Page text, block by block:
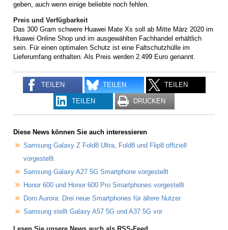
geben, auch wenn einige beliebte noch fehlen.
Preis und Verfügbarkeit
Das 300 Gram schwere Huawei Mate Xs soll ab Mitte März 2020 im
Huawei Online Shop und im ausgewählten Fachhandel erhältlich
sein. Für einen optimalen Schutz ist eine Faltschutzhülle im
Lieferumfang enthalten. Als Preis werden 2.499 Euro genannt.
TEILEN TEILEN TEILEN
TEILEN DRUCKEN
Diese News können Sie auch interessieren
Samsung Galaxy Z Fold8 Ultra, Fold8 und Flip8 offiziell
vorgestellt
Samsung Galaxy A27 5G Smartphone vorgestellt
Honor 600 und Honor 600 Pro Smartphones vorgestellt
Doro Aurora: Drei neue Smartphones für ältere Nutzer
Samsung stellt Galaxy A57 5G und A37 5G vor